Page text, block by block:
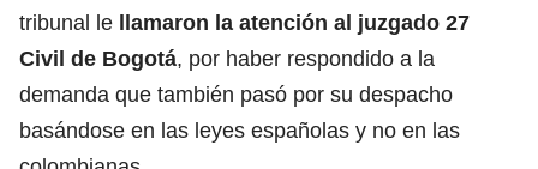
tribunal le llamaron la atención al juzgado 27
Civil de Bogotá, por haber respondido a la
demanda que también pasó por su despacho
basándose en las leyes españolas y no en las